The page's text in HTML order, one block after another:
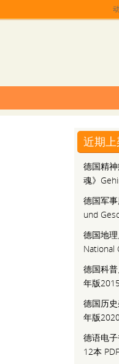
近期
德国精
魂》
德国军
und
德国地
National
德国科
年版
德国历
年版
德语电
12本